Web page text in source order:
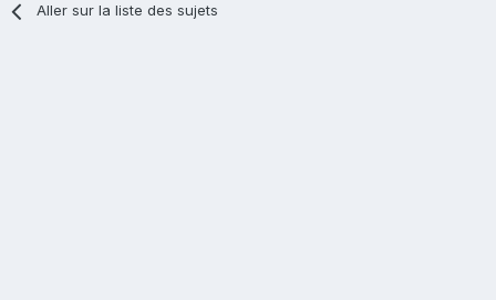
Aller sur la liste des sujets